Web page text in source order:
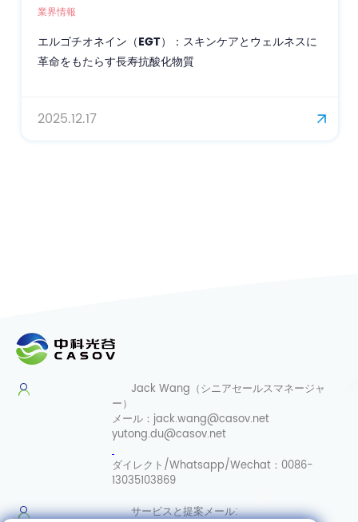
業界情報
エルゴチオネイン（EGT）：スキンケアとウェルネスに
革命をもたらす長寿抗酸化物質
2025.12.17
Jack Wang（シニアセールスマネージャ
ー）
メール： jack.wang@casov.net
yutong.du@casov.net
ダイレクト/Whatsapp/Wechat： 0086-
13035103869
サービスと提案メール: